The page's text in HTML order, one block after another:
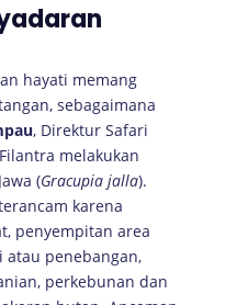
hayati memang
sebagaimana
, Direktur Safari
melakukan
(Gracupia jalla).
karena
penyempitan area
atau penebangan,
perkebunan dan